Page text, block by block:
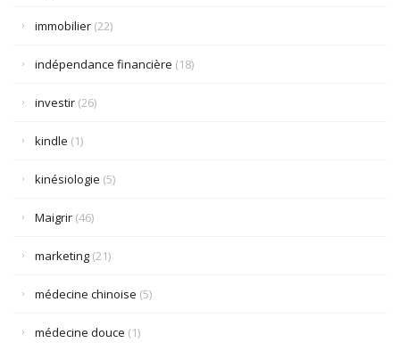
immobilier (22)
indépendance financière (18)
investir (26)
kindle (1)
kinésiologie (5)
Maigrir (46)
marketing (21)
médecine chinoise (5)
médecine douce (1)